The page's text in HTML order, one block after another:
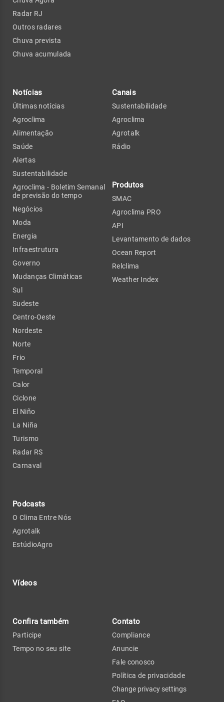
Radar RJ
Outros radares
Chuva prevista
Chuva acumulada
Notícias
Últimas notícias
Agroclima
Alimentação
Saúde
Alertas
Sustentabilidade
Agroclima - Boletim Semanal
de previsão do tempo
Negócios
Moda
Energia
Infraestrutura
Governo
Mudanças Climáticas
Sul
Sudeste
Centro-Oeste
Nordeste
Norte
Frio
Temporal
Calor
Ciclone
El Niño
La Niña
Turismo
Radar RS
Carnaval
Podcasts
O Clima Entre Nós
Agrotalk
EstúdioAgro
Vídeos
Canais
Sustentabilidade
Agroclima
Agrotalk
Rádio
Produtos
SMAC
Agroclima PRO
API
Levantamento de dados
Ocean Report
Relclima
Weather Index
Confira também
Participe
Tempo no seu site
Contato
Compliance
Anuncie
Fale conosco
Política de privacidade
Change privacy settings